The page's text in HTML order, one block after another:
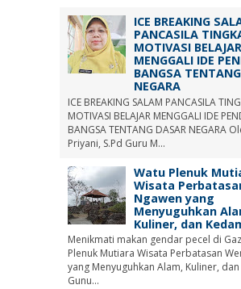
ICE BREAKING
PANCASILA
MOTIVASI BELAJAR
MENGGALI IDE
BANGSA
NEGARA
ICE BREAKING SALAM PANCASILA
MOTIVASI BELAJAR MENGGALI IDE
BANGSA TENTANG DASAR NEGARA
Priyani, S.Pd Guru M...
Watu Plenuk
Wisata
Ngawen yang
Menyuguhkan
Kuliner, dan
Menikmati makan gendar pecel di
Plenuk Mutiara Wisata Perbatasan
yang Menyuguhkan Alam, Kuliner,
Gunu...